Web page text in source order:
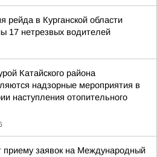
рейда в Курганской области
17 нетрезвых водителей
Катайского района
надзорные мероприятия в
наступления отопительного
приему заявок на Международный